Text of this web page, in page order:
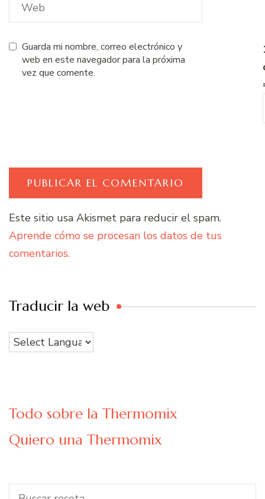
Guarda mi nombre, correo electrónico y
web en este navegador para la próxima
vez que comente.
Este sitio usa Akismet para reducir el spam.
Aprende cómo se procesan los datos de tus
comentarios.
Traducir la web
Todo sobre la Thermomix
Quiero una Thermomix
Search